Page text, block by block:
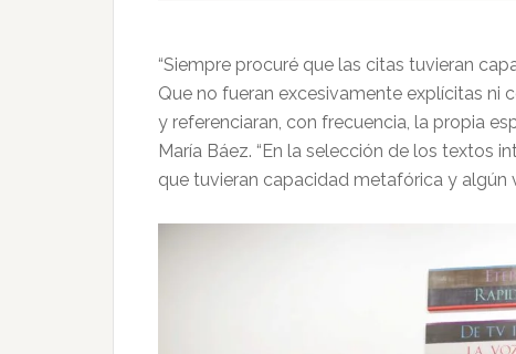
“Siempre procuré que las citas tuvieran
Que no fueran excesivamente explícitas ni
y referenciaran, con frecuencia, la propia
María Báez. “En la selección de los textos
que tuvieran capacidad metafórica y algún